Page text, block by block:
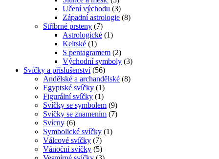
Učení východu (3)
Západní astrologie (8)
Stříbrné prsteny (7)
Astrologické (1)
Keltské (1)
S pentagramem (2)
Východní symboly (3)
Svíčky a příslušenství (56)
Andělské a archandělské (8)
Egyptské svíčky (1)
Figurální svíčky (1)
Svíčky se symbolem (9)
Svíčky se znamením (7)
Svícny (6)
Symbolické svíčky (1)
Válcové svíčky (7)
Vánoční svíčky (5)